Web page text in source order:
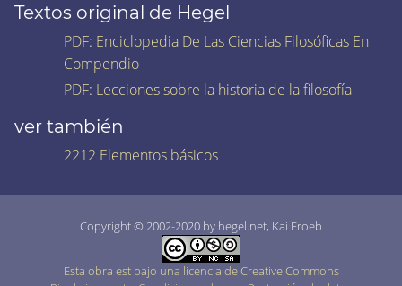
Textos original de Hegel
PDF: Enciclopedia De Las Ciencias Filosóficas En
Compendio
PDF: Lecciones sobre la historia de la filosofía
ver también
2212 Elementos básicos
Copyright © 2002-2020 by hegel.net, Kai Froeb
Esta obra est bajo una licencia de Creative Commons